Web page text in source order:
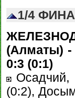
1/4
(Алматы)
0:3 (0:1)
Осадчий,
(0:2),